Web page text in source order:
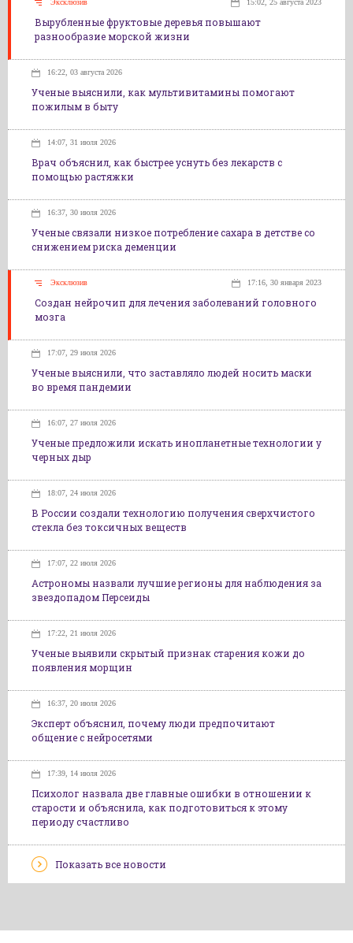
Эксклюзив 15:02, 25 августа 2023
Вырубленные фруктовые деревья повышают
разнообразие морской жизни
16:22, 03 августа 2026
Ученые выяснили, как мультивитамины помогают
пожилым в быту
14:07, 31 июля 2026
Врач объяснил, как быстрее уснуть без лекарств с
помощью растяжки
16:37, 30 июля 2026
Ученые связали низкое потребление сахара в детстве со
снижением риска деменции
Эксклюзив 17:16, 30 января 2023
Создан нейрочип для лечения заболеваний головного
мозга
17:07, 29 июля 2026
Ученые выяснили, что заставляло людей носить маски
во время пандемии
16:07, 27 июля 2026
Ученые предложили искать инопланетные технологии у
черных дыр
18:07, 24 июля 2026
В России создали технологию получения сверхчистого
стекла без токсичных веществ
17:07, 22 июля 2026
Астрономы назвали лучшие регионы для наблюдения за
звездопадом Персеиды
17:22, 21 июля 2026
Ученые выявили скрытый признак старения кожи до
появления морщин
16:37, 20 июля 2026
Эксперт объяснил, почему люди предпочитают
общение с нейросетями
17:39, 14 июля 2026
Психолог назвала две главные ошибки в отношении к
старости и объяснила, как подготовиться к этому
периоду счастливо
Показать все новости